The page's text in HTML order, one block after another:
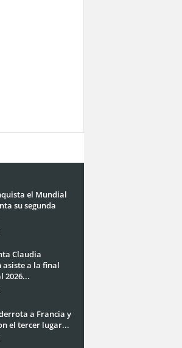
el Mundial
su segunda
Claudia
asiste a la final
2026...
a Francia y
el tercer lugar...